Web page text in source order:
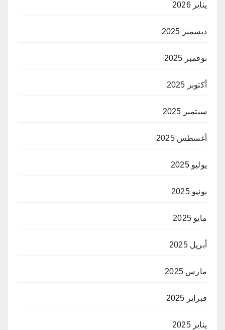
يناير 2026
ديسمبر 2025
نوفمبر 2025
أكتوبر 2025
سبتمبر 2025
أغسطس 2025
يوليو 2025
يونيو 2025
مايو 2025
أبريل 2025
مارس 2025
فبراير 2025
يناير 2025